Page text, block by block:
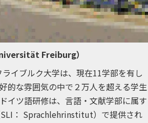
Freiburg）
イブルク大学は、現在11学部を有し
的な雰囲気の中で２万人を超える学生
イツ語研修は、言語・文献学部に属す
： Sprachlehrinstitut）で提供され